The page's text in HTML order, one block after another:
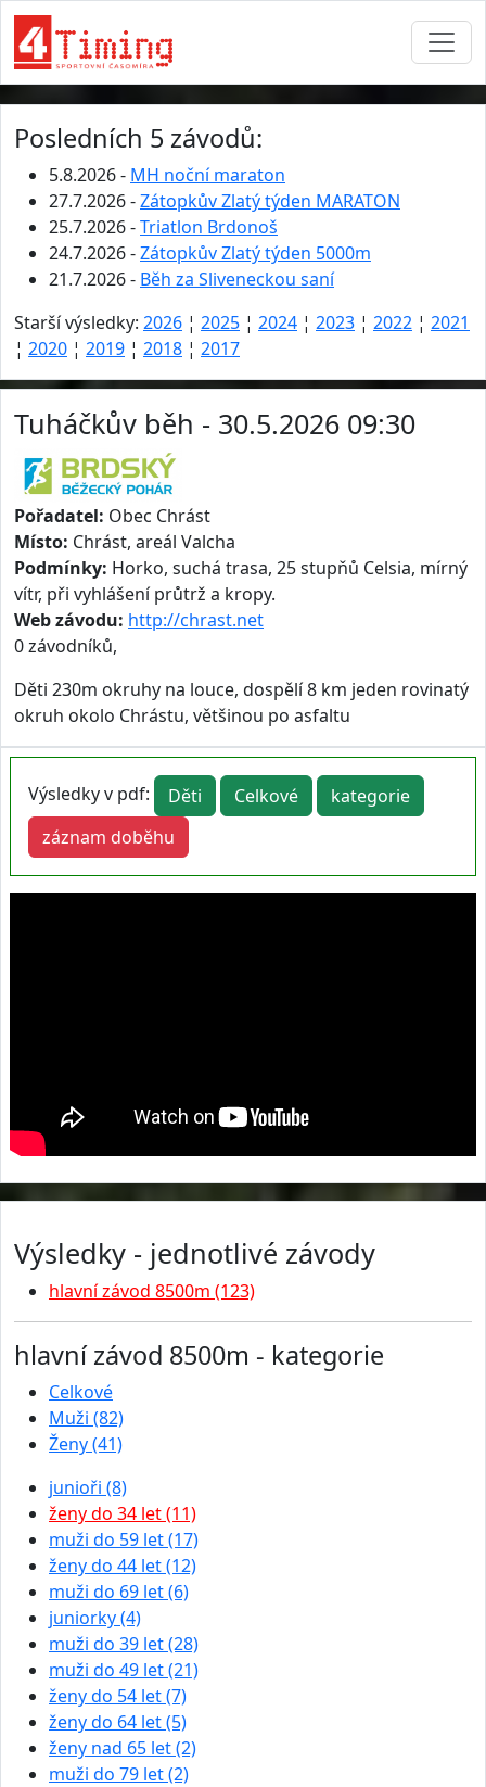
Posledních 5 závodů:
5.8.2026 - MH noční maraton
27.7.2026 -Zátopkův Zlatý týden MARATON
25.7.2026 -Triatlon Brdonoš
24.7.2026 -Zátopkův Zlatý týden 5000m
21.7.2026 - Běh za Sliveneckou saní
Starší výsledky: 2026 ¦ 2025 ¦ 2024 ¦ 2023 ¦ 2022 ¦ 2021
¦ 2020 ¦ 2019 ¦ 2018 ¦ 2017
Tuháčkův běh - 30.5.2026 09:30
Pořadatel: Obec Chrást
Místo: Chrást, areál Valcha
Podmínky: Horko, suchá trasa, 25 stupňů Celsia, mírný
vítr, při vyhlášení průtrž a kropy.
Web závodu: http://chrast.net
0 závodníků,
Děti 230m okruhy na louce, dospělí 8 km jeden rovinatý
okruh okolo Chrástu, většinou po asfaltu
Výsledky v pdf: Děti Celkové
kategorie
záznam doběhu
Výsledky - jednotlivé závody
hlavní závod 8500m (123)
hlavní závod 8500m - kategorie
Celkové
Muži (82)
Ženy (41)
junioři (8)
ženy do 34 let (11)
muži do 59 let (17)
ženy do 44 let (12)
muži do 69 let (6)
juniorky (4)
muži do 39 let (28)
muži do 49 let (21)
ženy do 54 let (7)
ženy do 64 let (5)
ženy nad 65 let (2)
muži do 79 let (2)